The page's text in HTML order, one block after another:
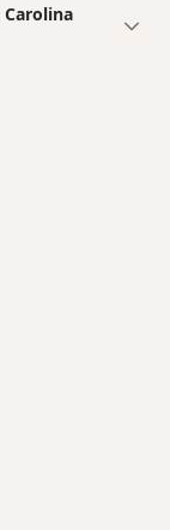
Carolina